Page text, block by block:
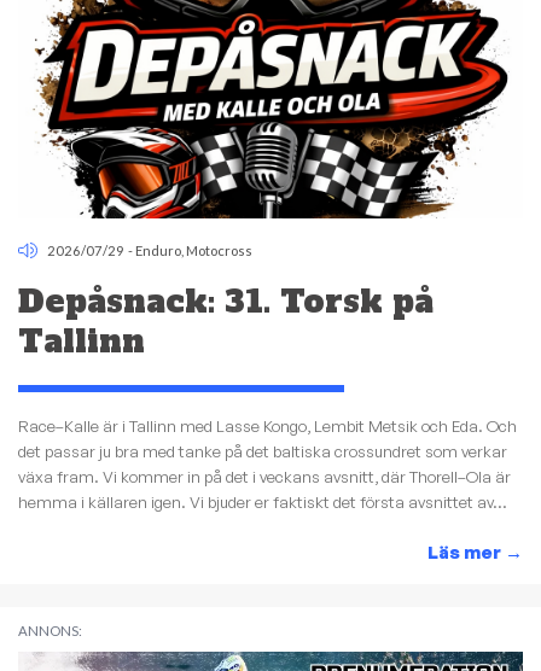
2026/07/29 - Enduro Motocross
Depåsnack: 31. Torsk på
Tallinn
Race–Kalle är i Tallinn med Lasse Kongo, Lembit Metsik och Eda. Och
det passar ju bra med tanke på det baltiska crossundret som verkar
växa fram. Vi kommer in på det i veckans avsnitt, där Thorell–Ola är
hemma i källaren igen. Vi bjuder er faktiskt det första avsnittet av...
Läs mer →
ANNONS: